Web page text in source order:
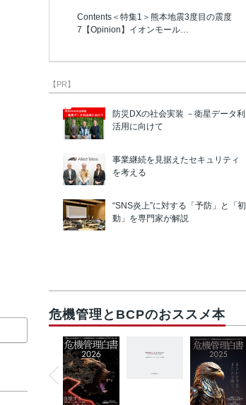
Contents＜特集1＞熊本地震3度目の震度
7【Opinion】イオンモール…
【PR】
防災DXの社会実装 －衛星データ利
活用に向けて
事業継続を見据えたセキュリティ
を考える
“SNS炎上”に対する「予防」と「初
動」を専門家が解説
危機管理とBCPのおススメ本